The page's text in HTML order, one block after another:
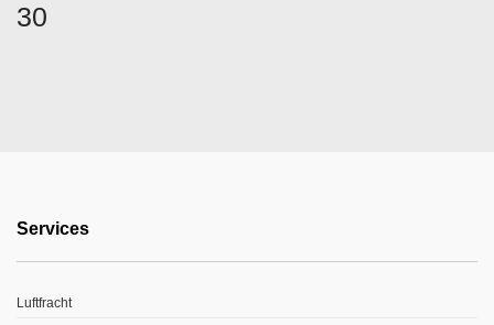
30
Services
Luftfracht